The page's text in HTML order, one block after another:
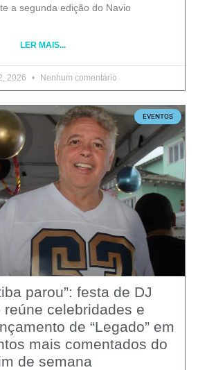
a segunda edição do Navio
LER MAIS...
2026 Nenhum comentário
EVENTOS
parou”: festa de DJ
reúne celebridades e
de “Legado” em
mais comentados do
de semana